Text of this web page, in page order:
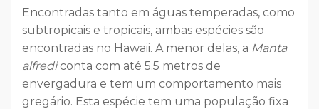
Encontradas tanto em águas temperadas, como
subtropicais e tropicais, ambas espécies são
encontradas no Hawaii. A menor delas, a Manta
alfrediconta com até 5.5 metros de
envergadura e tem um comportamento mais
gregário. Esta espécie tem uma população fixa